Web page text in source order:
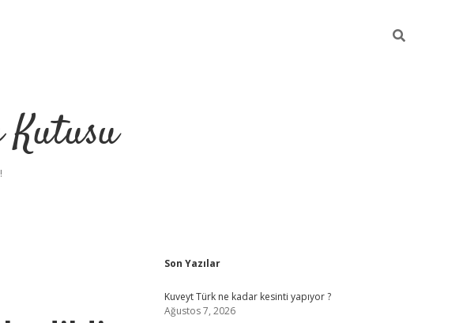
Sidebar
Son Yazılar
Kuveyt Türk ne kadar kesinti yapıyor ?
Ağustos 7, 2026